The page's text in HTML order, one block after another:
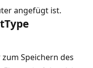
angefügt ist.
Type
Speichern des